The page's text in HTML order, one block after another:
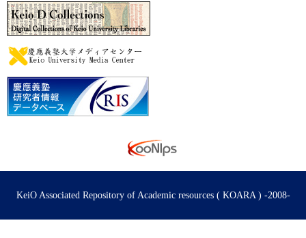
KeiO Associated Repository of Academic resources ( KOARA ) -2008-